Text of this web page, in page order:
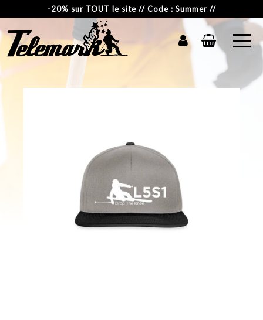
-20% sur TOUT le site // Code : Summer //